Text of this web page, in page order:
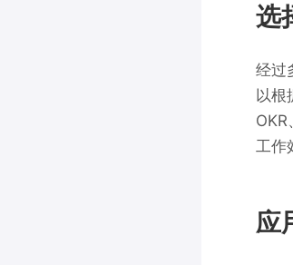
选
经过
以根
工作
应